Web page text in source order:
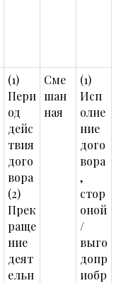
(1)
Пери
од
дейс
твия
дого
вора
(2)
Прек
раще
ние
деят
ельн
Сме
шан
ная
(1)
Исп
олне
ние
дого
вора
,
стор
оной
/
выго
допр
иобр